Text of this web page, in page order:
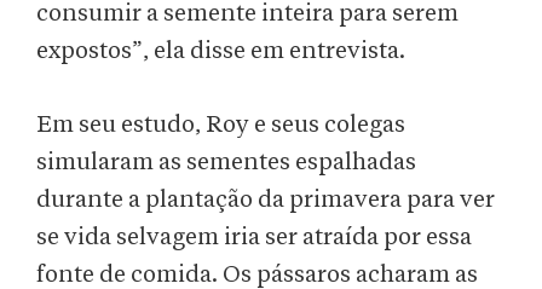
consumir a semente inteira para serem
expostos”, ela disse em entrevista.
Em seu estudo, Roy e seus colegas
simularam as sementes espalhadas
durante a plantação da primavera para ver
se vida selvagem iria ser atraída por essa
fonte de comida. Os pássaros acharam as